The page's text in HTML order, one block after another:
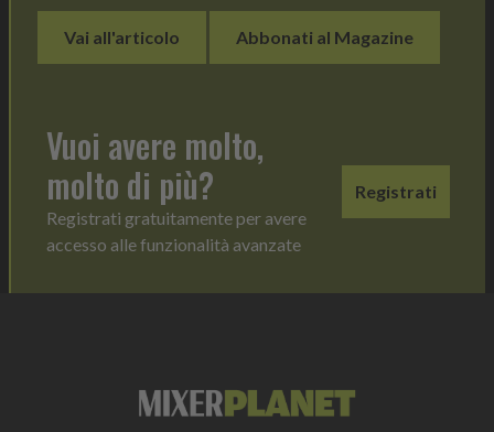
Vai all'articolo Abbonati al Magazine
Vuoi avere molto,
molto di più?
Registrati gratuitamente per avere
accesso alle funzionalità avanzate
Registrati